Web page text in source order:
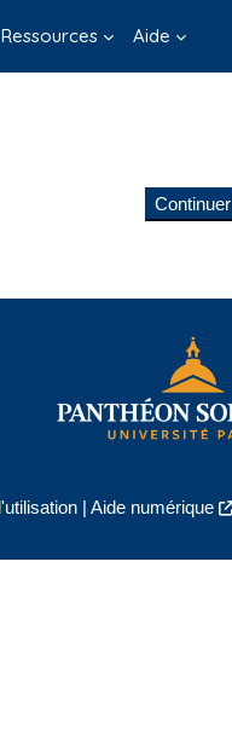
Ressources Aide
Continuer
| Aide numérique